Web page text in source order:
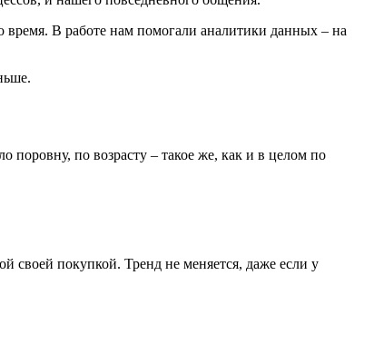
время. В работе нам помогали аналитики данных – на
поровну, по возрасту – такое же, как и в целом по
своей покупкой. Тренд не меняется, даже если у